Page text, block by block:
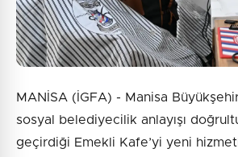
MANİSA (İGFA) - Manisa
sosyal belediyecilik anlayışı
geçirdiği Emekli Kafe’yi yeni